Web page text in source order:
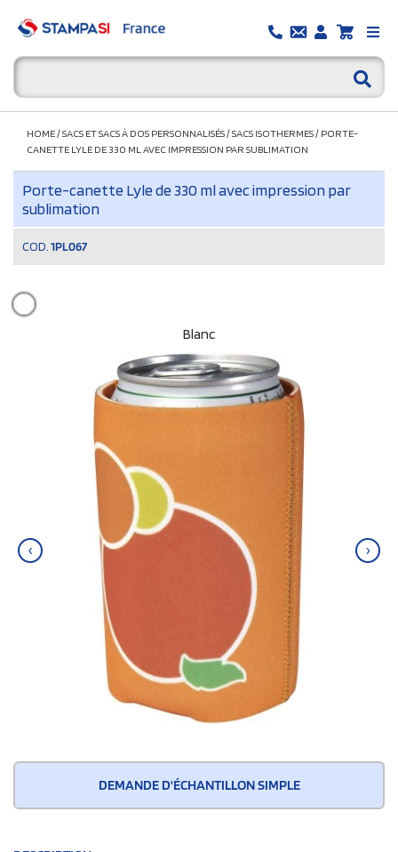
HOME/SACS ET SACS À DOS PERSONNALISÉS/SACS ISOTHERMES/ PORTE-
CANETTE LYLE DE 330 ML AVEC IMPRESSION PAR SUBLIMATION
Porte-canette Lyle de 330 ml avec impression par
sublimation
COD. 1PL067
Blanc
‹ ›
DEMANDE D'ÉCHANTILLON SIMPLE